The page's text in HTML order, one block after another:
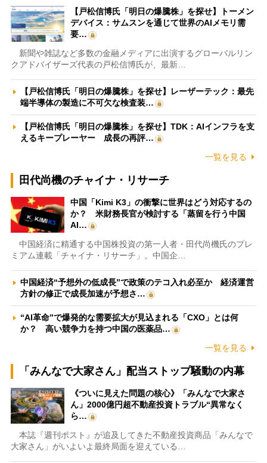
【戸松信博氏「明日の爆騰株」を探せ】トーメン
デバイス：サムスンを通じて世界のAIメモリ需
要…
新聞や雑誌など多数の金融メディアに出演するグローバルリン
クアドバイザーズ代表の戸松信博氏が、最新…
【戸松信博氏「明日の爆騰株」を探せ】レーザーテック：最先
端半導体の製造に不可欠な検査装…
【戸松信博氏「明日の爆騰株」を探せ】TDK：AIインフラを支
えるキープレーヤー 成長の再評…
一覧を見る
田代尚機のチャイナ・リサーチ
中国「Kimi K3」の衝撃に世界はどう対応するの
か？ 米財務長官が検討する「蒸留を行う中国
AI…
中国経済に精通する中国株投資の第一人者・田代尚機氏のプレ
ミアム連載「チャイナ・リサーチ」。中国企…
中国経済“予想外の低成長”で政策のテコ入れ必至か 経済運営
方針の修正で成長加速が予想さ…
“AI革命”で爆発的な需要拡大が見込まれる「CXO」とは何
か？ 高い競争力を持つ中国の医薬品…
一覧を見る
「みんなで大家さん」配当ストップ騒動の内幕
《ついに見えた問題の核心》「みんなで大家さ
ん」2000億円超不動産投資トラブル“異常なく
ら…
本誌『週刊ポスト』が追及してきた不動産投資商品「みんなで
大家さん」がいよいよ最終局面を迎えている…